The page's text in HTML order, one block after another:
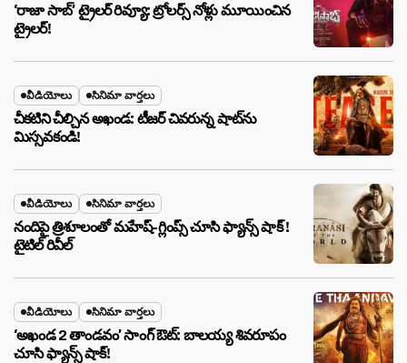
‘రాజా సాబ్’ ట్రైలర్ రివ్యూ: ట్రోలర్స్ నోళ్లు మూయించిన
ట్రైలర్!
వీడియోలు సినిమా వార్తలు
చీకటిని చీల్చిన అఖండ: టీజర్ చివరున్న షాట్‌ను
మిస్సవకండి!
వీడియోలు సినిమా వార్తలు
నందిపై త్రిశూలంతో మహేష్-గ్లింప్స్ చూసి ఫ్యాన్స్ షాక్ !
టైటిల్ రివీల్
వీడియోలు సినిమా వార్తలు
‘అఖండ 2 తాండవం’ సాంగ్ ఔట్: బాలయ్య శివరూపం
చూసి ఫ్యాన్స్ షాక్!